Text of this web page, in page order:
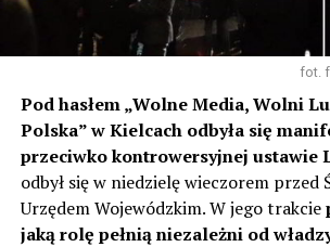
fot.
Pod hasłem „Wolne Media, Wolni
Polska” w Kielcach odbyła się
przeciwko kontrowersyjnej ustawie
odbył się w niedzielę wieczorem przed
Urzędem Wojewódzkim. W jego trakcie
jaką rolę pełnią niezależni od